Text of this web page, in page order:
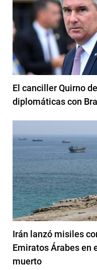
El canciller Quirno
diplomáticas con
Irán lanzó misiles
Emiratos Árabes en
muerto